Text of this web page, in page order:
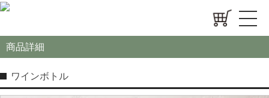
商品詳細
ワインボトル